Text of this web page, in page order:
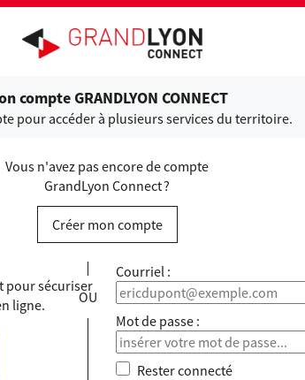
compte GRANDLYON CONNECT
pour accéder à plusieurs services du territoire.
Vous n'avez pas encore de compte
GrandLyon Connect ?
Créer mon compte
pour sécuriser
ligne.
Courriel :
Mot de passe :
Rester connecté